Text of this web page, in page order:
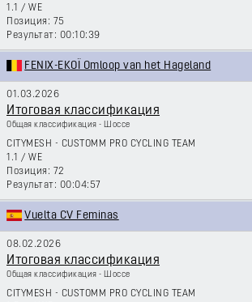
1.1 / WE
75
00:10:39
FENIX-EKOÏ Omloop van het Hageland
01.03.2026
Итоговая классификация
Общая классификация - Шоссе
CITYMESH - CUSTOMM PRO CYCLING TEAM
1.1 / WE
72
00:04:57
Vuelta CV Feminas
08.02.2026
Итоговая классификация
Общая классификация - Шоссе
CITYMESH - CUSTOMM PRO CYCLING TEAM